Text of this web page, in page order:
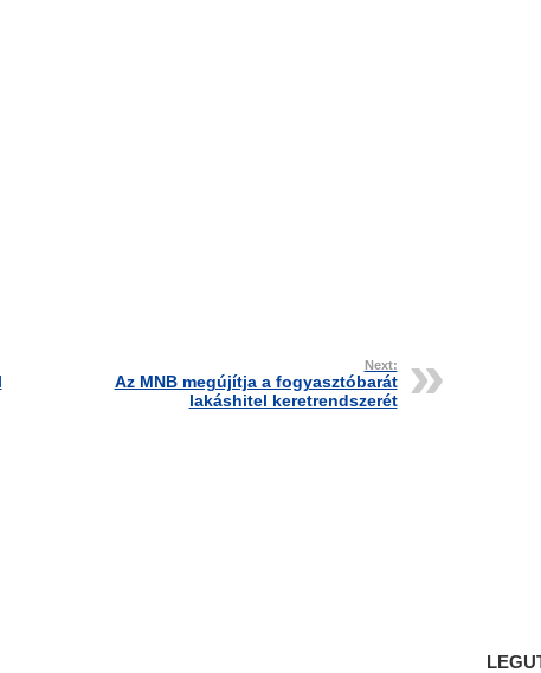
Next:
Az MNB megújítja a fogyasztóbarát
lakáshitel keretrendszerét